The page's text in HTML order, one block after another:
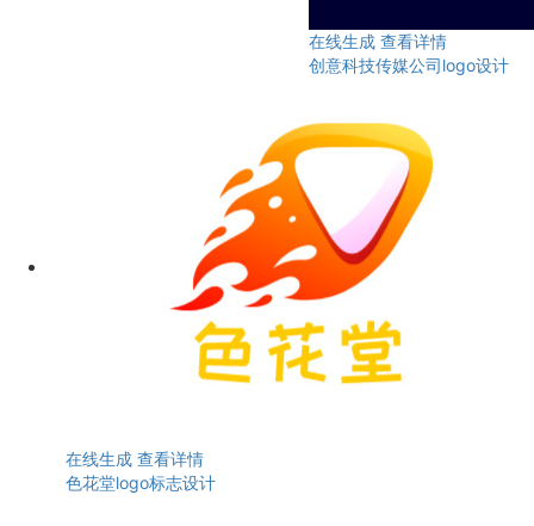
在线生成 查看详情
创意科技传媒公司logo设计
在线生成 查看详情
色花堂logo标志设计